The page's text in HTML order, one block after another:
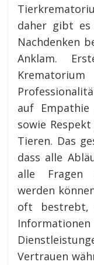
daher gibt es
Nachdenken
Anklam.
auf
sowie
Tieren. Das
dass alle
alle Fragen
werden
oft bestrebt,
Vertrauen